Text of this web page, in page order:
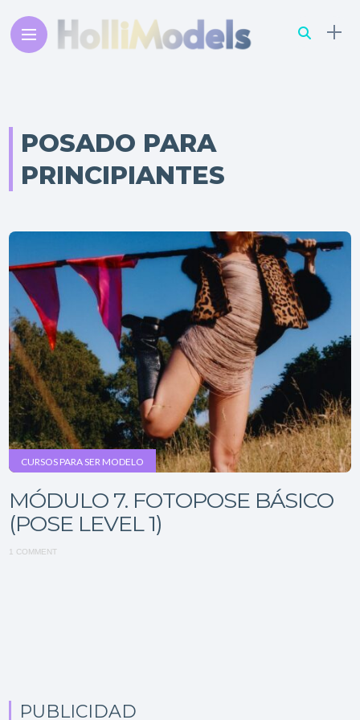
POSADO PARA
PRINCIPIANTES
CURSOS PARA SER MODELO
MÓDULO 7. FOTOPOSE BÁSICO
(POSE LEVEL 1)
1 COMMENT
PUBLICIDAD